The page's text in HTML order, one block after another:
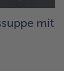
mit